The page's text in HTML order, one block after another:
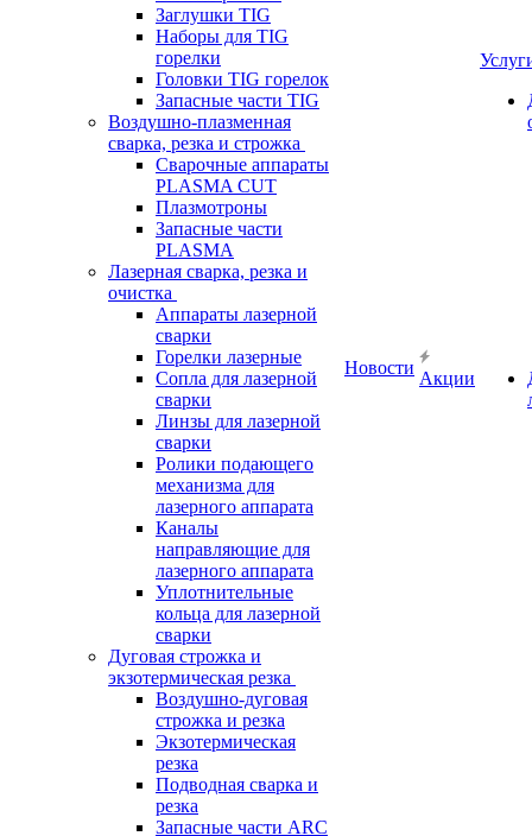
Заглушки TIG
Наборы для TIG
горелки
Головки TIG горелок
Запасные части TIG
Воздушно-плазменная
сварка, резка и строжка
Сварочные аппараты
PLASMA CUT
Плазмотроны
Запасные части
PLASMA
Лазерная сварка, резка и
очистка
Аппараты лазерной
сварки
Горелки лазерные
Сопла для лазерной
сварки
Линзы для лазерной
сварки
Ролики подающего
механизма для
лазерного аппарата
Каналы
направляющие для
лазерного аппарата
Уплотнительные
кольца для лазерной
сварки
Дуговая строжка и
экзотермическая резка
Воздушно-дуговая
строжка и резка
Экзотермическая
резка
Подводная сварка и
резка
Запасные части ARC
Новости
Акции